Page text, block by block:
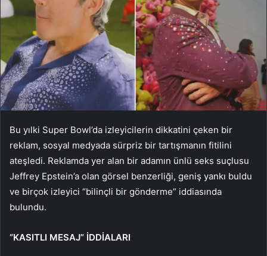
Bu yılki Super Bowl’da izleyicilerin dikkatini çeken bir
reklam, sosyal medyada sürpriz bir tartışmanın fitilini
ateşledi. Reklamda yer alan bir adamın ünlü seks suçlusu
Jeffrey Epstein’a olan görsel benzerliği, geniş yankı buldu
ve birçok izleyici “bilinçli bir gönderme” iddiasında
bulundu.
“KASITLI MESAJ” İDDİALARI